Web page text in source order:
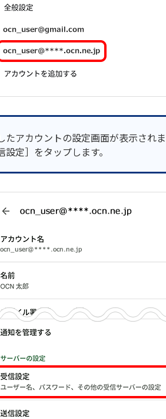
たアカウントの設定画面が表示され
設定］をタップします。